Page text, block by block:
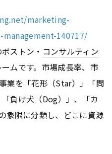
marketing-
140717/
ストン・ コンサルティン
ムです。市場成長率、市
業を「花形（Star）」「問
負け犬（Dog）」、「カ
象限に分類し、どこに資源